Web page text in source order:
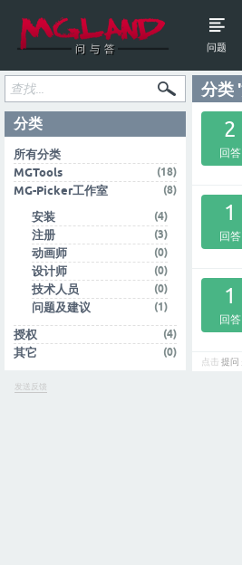
问题
分类
2
回答
1
回答
1
回答
点击 提问
分类
所有分类
MGTools
(18)
MG-Picker工作室
(8)
安装
(4)
注册
(3)
动画师
(0)
设计师
(0)
技术人员
(0)
问题及建议
(1)
授权
(4)
其它
(0)
发送反馈